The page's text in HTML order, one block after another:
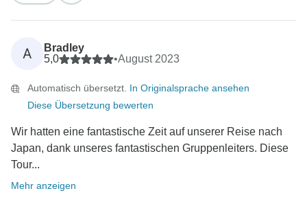
A
Bradley
5,0
•August 2023
Automatisch übersetzt. In Originalsprache ansehen
Diese Übersetzung bewerten
Wir hatten eine fantastische Zeit auf unserer Reise nach
Japan, dank unseres fantastischen Gruppenleiters. Diese
Tour...
Mehr anzeigen